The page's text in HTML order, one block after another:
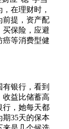
在理财时，
前提，资产配
买保险，应避
癌等消费型健
银行，看到
收益比储蓄高
行，她每天都
35天的保本